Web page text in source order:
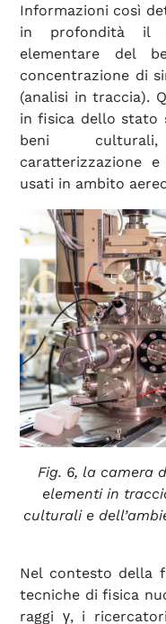
Informazioni così
in profondità il
elementare del
concentrazione di
(analisi in traccia).
in fisica dello stato
beni
caratterizzazione
usati in ambito
Fig. 6, la camera
elementi in
culturali e
Nel contesto della
tecniche di fisica
raggi γ, i